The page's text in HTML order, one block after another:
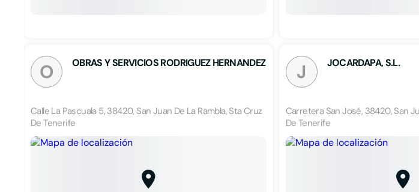
O OBRAS Y SERVICIOS RODRIGUEZ HERNANDEZ
Calle La Pascuala 5, 38420, San Juan De La Rambla, Sta Cruz
De Tenerife
J JOCARDAPA, S.L.
Carretera San José, 38420, San
De Tenerife